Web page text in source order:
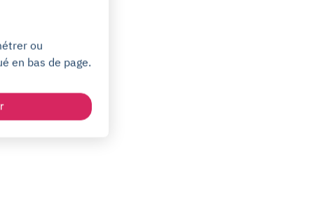
ou
en bas de page.